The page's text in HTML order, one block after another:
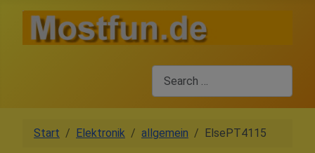
Start Elektronik allgemein ElsePT4115